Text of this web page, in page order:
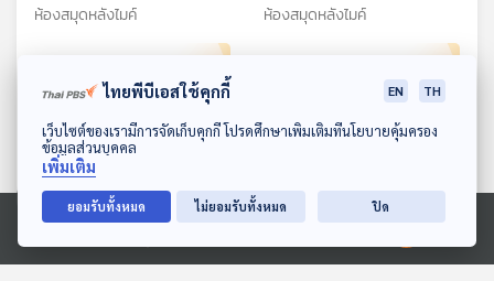
ดาวน์โหลด Thai PBS Podcast Application
Ⓒ 2020 องค์การกระจายเสียงและแพร่ภาพสาธารณะแห่งประเทศไทย
ห้องสมุดหลังไมค์ ห้องสมุดหลังไมค์
33:26
EP. 5: นิทานเวตาล
33:26
EP. 6: นิทานเวตาล
ไทยพีบีเอสใช้คุกกี้ EN TH
เว็บไซต์ของเรามีการจัดเก็บคุกกี้ โปรดศึกษาเพิ่มเติมที่นโยบายคุ้มครอง
ข้อมูลส่วนบุคคล
เพิ่มเติม
ยอมรับทั้งหมด ไม่ยอมรับทั้งหมด ปิด